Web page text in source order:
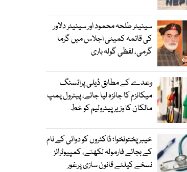
سینیٹر طلحہ محمود اور سینیٹر دلاور
کی قائمہ کمیٹی اجلاس میں گرما
گرمی، لفظی گولہ باری
وعدے کے مطابق ڈیلی پرائسنگ
میکانزم کا جائزہ لیا جائے، پیٹرول پمپ
مالکان کا وزیرپیٹرولیم کو خط
خیبرپختونخوا؛ ڈاکٹروں کو دوائی کے نام
کے بجائے فارمولہ لکھنے، کمپیوٹرائز
نسخے کیلئے قانون سازی پرغور